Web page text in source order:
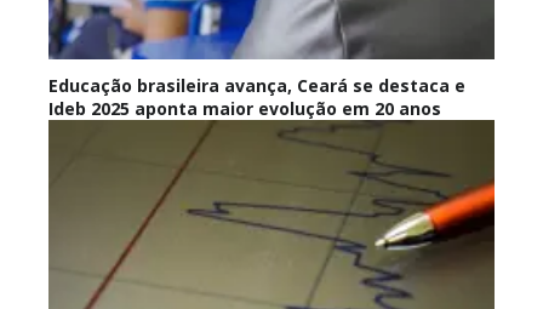
Educação brasileira avança, Ceará se destaca e
Ideb 2025 aponta maior evolução em 20 anos